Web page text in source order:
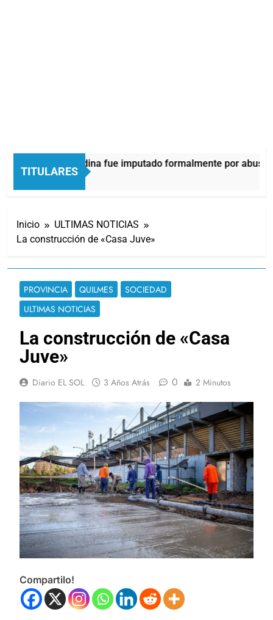
TITULARES
Thiago Medina fue imputado formalmente por abuso
1 Hora Atrás
Inicio
ULTIMAS NOTICIAS
La construcción de «Casa Juve»
PROVINCIA QUILMES
SOCIEDAD
ULTIMAS NOTICIAS
La construcción de «Casa
Juve»
Diario EL SOL 3 Años Atrás 0 2 Minutos
Compartilo!